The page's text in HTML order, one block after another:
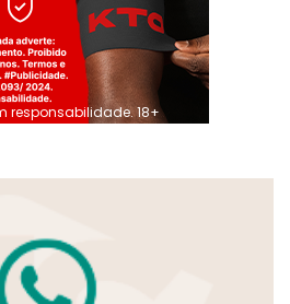
responsabilidade. 18+